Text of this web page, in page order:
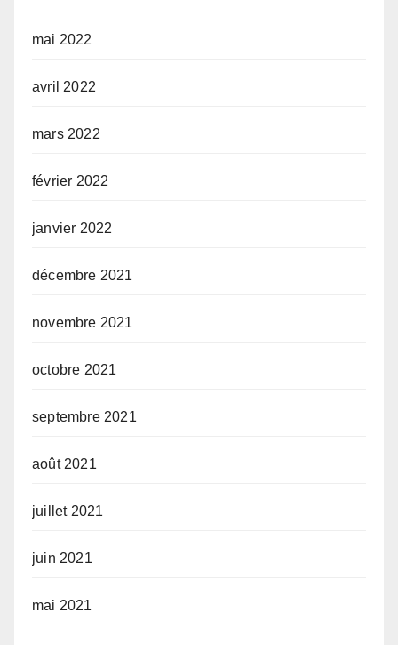
mai 2022
avril 2022
mars 2022
février 2022
janvier 2022
décembre 2021
novembre 2021
octobre 2021
septembre 2021
août 2021
juillet 2021
juin 2021
mai 2021